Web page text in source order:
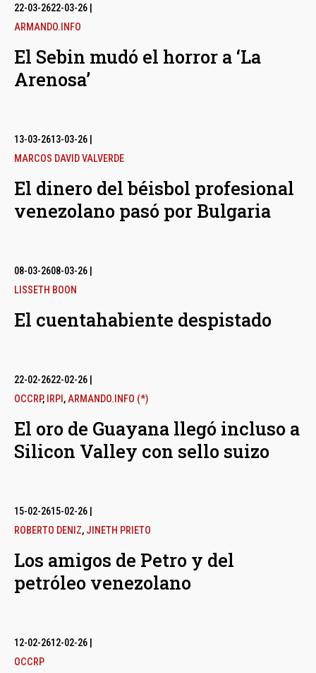
22-03-2622-03-26
ARMANDO.INFO
El Sebin mudó el horror a ‘La
Arenosa’
13-03-2613-03-26
MARCOS DAVID VALVERDE
El dinero del béisbol profesional
venezolano pasó por Bulgaria
08-03-2608-03-26
LISSETH BOON
El cuentahabiente despistado
22-02-2622-02-26
OCCRP, IRPI ,ARMANDO.INFO (*)
El oro de Guayana llegó incluso a
Silicon Valley con sello suizo
15-02-2615-02-26
ROBERTO DENIZ, JINETH PRIETO
Los amigos de Petro y del
petróleo venezolano
12-02-2612-02-26
OCCRP